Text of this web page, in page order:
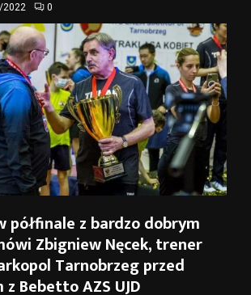
2022 0
półfinale z bardzo dobrym
Zbigniew Nęcek, trener
Tarnobrzeg przed
Bebetto AZS UJD